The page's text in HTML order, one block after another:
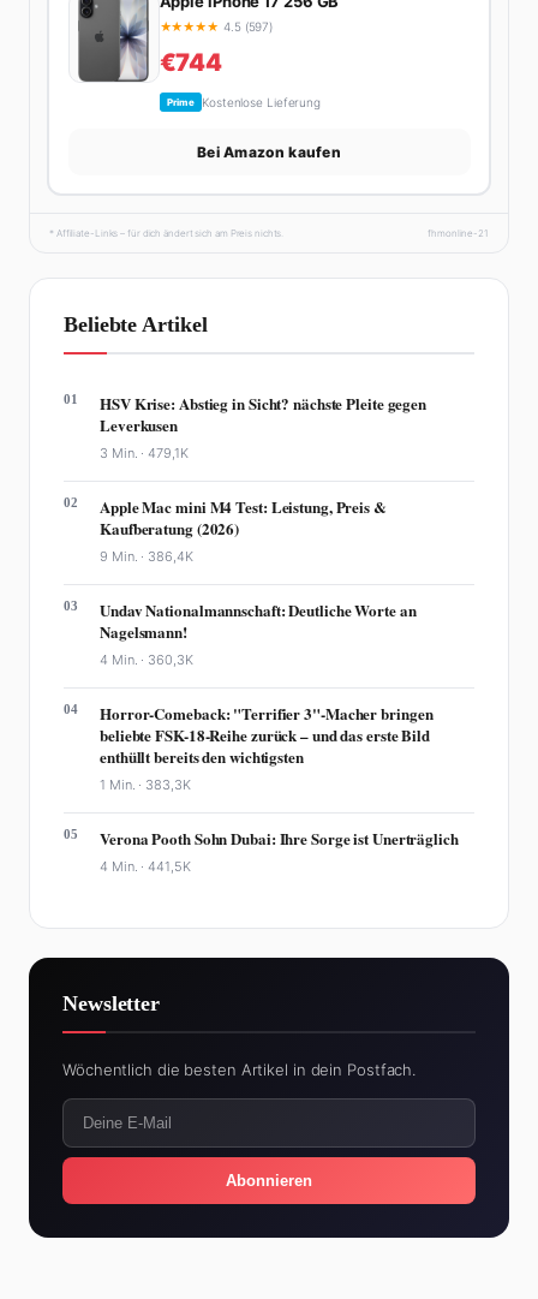
★★★★★ 4.5 (597)
€744
Prime Kostenlose Lieferung
Bei Amazon kaufen
* Affiliate-Links – für dich ändert sich am Preis nichts. fhmonline-21
Beliebte Artikel
01
HSV Krise: Abstieg in Sicht? nächste Pleite gegen
Leverkusen
3 Min. ·479,1K
02
Apple Mac mini M4 Test: Leistung, Preis &
Kaufberatung (2026)
9 Min. · 386,4K
03
Undav Nationalmannschaft: Deutliche Worte an
Nagelsmann!
4 Min. · 360,3K
04
Horror-Comeback: "Terrifier 3"-Macher bringen
beliebte FSK-18-Reihe zurück – und das erste Bild
enthüllt bereits den wichtigsten
1 Min. · 383,3K
05 Verona Pooth Sohn Dubai: Ihre Sorge ist Unerträglich
4 Min. ·441,5K
Newsletter
Wöchentlich die besten Artikel in dein Postfach.
Abonnieren